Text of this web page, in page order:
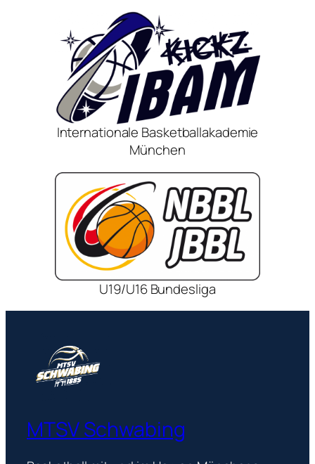
Internationale Basketballakademie
München
U19/U16 Bundesliga
MTSV Schwabing